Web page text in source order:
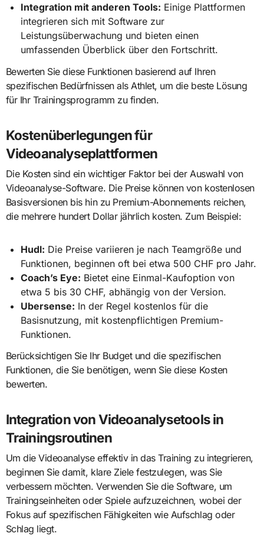
Integration mit anderen Tools: Einige Plattformen
integrieren sich mit Software zur
Leistungsüberwachung und bieten einen
umfassenden Überblick über den Fortschritt.
Bewerten Sie diese Funktionen basierend auf Ihren
spezifischen Bedürfnissen als Athlet, um die beste Lösung
für Ihr Trainingsprogramm zu finden.
Kostenüberlegungen für
Videoanalyseplattformen
Die Kosten sind ein wichtiger Faktor bei der Auswahl von
Videoanalyse-Software. Die Preise können von kostenlosen
Basisversionen bis hin zu Premium-Abonnements reichen,
die mehrere hundert Dollar jährlich kosten. Zum Beispiel:
Hudl: Die Preise variieren je nach Teamgröße und
Funktionen, beginnen oft bei etwa 500 CHF pro Jahr.
Coach’s Eye: Bietet eine Einmal-Kaufoption von
etwa 5 bis 30 CHF, abhängig von der Version.
Ubersense: In der Regel kostenlos für die
Basisnutzung, mit kostenpflichtigen Premium-
Funktionen.
Berücksichtigen Sie Ihr Budget und die spezifischen
Funktionen, die Sie benötigen, wenn Sie diese Kosten
bewerten.
Integration von Videoanalysetools in
Trainingsroutinen
Um die Videoanalyse effektiv in das Training zu integrieren,
beginnen Sie damit, klare Ziele festzulegen, was Sie
verbessern möchten. Verwenden Sie die Software, um
Trainingseinheiten oder Spiele aufzuzeichnen, wobei der
Fokus auf spezifischen Fähigkeiten wie Aufschlag oder
Schlag liegt.